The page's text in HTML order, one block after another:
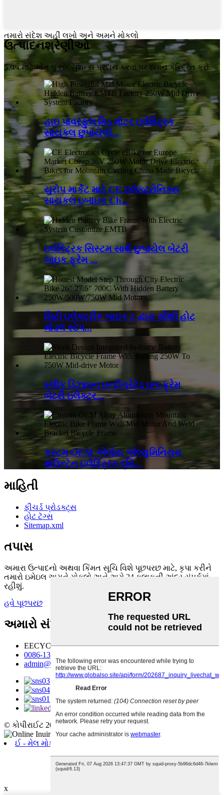
તમારો સંદેશ અહીં લખો અને અમને મોકલો
ઉત્પાદનશ્રેણીઓ
5 વર્ષ માટે મોંગ પુ સોલ્યુશન્સ પ્રદાન કરવા પર ધ્યાન કેન્દ્રિત કરો.
હાઇ પાવરફુલ મિડ મોટર ઇલેક્ટ્રિક
સાયકલ છુપાયેલી...
યુરોપ માર્કેટ માટે CE ઇલેક્ટ્રોનિક્સ
સાયકલ ઇબાઇક Ch...
ઇલેક્ટ્રિક સિસ્ટમ સાથે છુપાયેલ બેટરી
બાઇક ફ્રેમ ...
સિટી ઇલેક્ટ્રીક બાઇક 2 દ્વારા સૌથી હોટ
મોડલ સ્ટેપ...
સ્લીક ડિઝાઇન ઇન્ટીગ્રેટેડ ઇન-ફ્રેમ
બેટરી ઇલેક્ટ્ર...
કસ્ટમ OEM એલોય એલ્યુમિનિયમ
માઉન્ટેન ઇલેક્ટ્રિક દ્વિ...
માહિતી
ફીચર્ડ પ્રોડક્ટ્સ
હોટ ટૅગ્સ
Sitemap.xml
તપાસ
અમારા ઉત્પાદનો અથવા કિંમત સૂચિ વિશે પૂછપરછ માટે, કૃપા કરીને
તમારો ઇમેઇલ અમને મોકલો અને અમે 24 કલાકની અંદર સંપર્કમાં
રહીશું.
હવે પૂછપરછ
અમારો સંપર્ક કરો
EECYCLE TIANJIN TECHNOLOGY CO., LTD.
0086-13102120914
admin@eecycle.com
© કોપીરાઈટ 20102022 : સર્વાધિકાર સુરક્ષિત.
ઈ - મેલ મોકલો
એબી ઝેંગ
x